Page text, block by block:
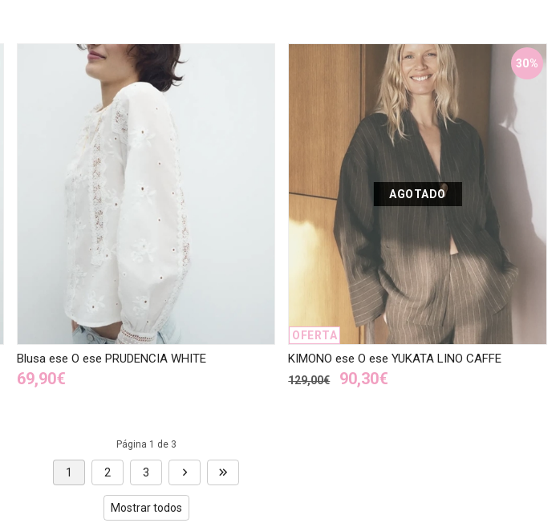
Blusa ese O ese PRUDENCIA WHITE
69,90€
30%
OFERTA
AGOTADO
KIMONO ese O ese YUKATA LINO CAFFE
129,00€ 90,30€
Página 1 de 3
1 2 3
Mostrar todos